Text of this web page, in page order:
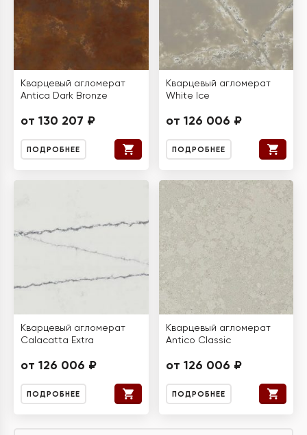
Кварцевый агломерат
Antica Dark Bronze
от 130 207 ₽
ПОДРОБНЕЕ
Кварцевый агломерат
White Ice
от 126 006 ₽
ПОДРОБНЕЕ
Кварцевый агломерат
Calacatta Extra
от 126 006 ₽
ПОДРОБНЕЕ
Кварцевый агломерат
Antico Classic
от 126 006 ₽
ПОДРОБНЕЕ